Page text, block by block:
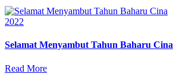
Posted
2022
Selamat Menyambut Tahun Baharu Cina
Read More